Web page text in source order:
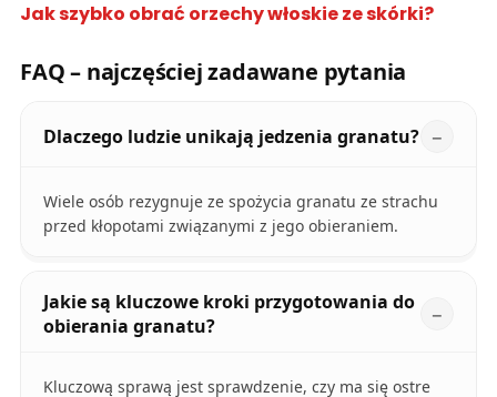
Jak szybko obrać orzechy włoskie ze skórki?
FAQ – najczęściej zadawane pytania
Dlaczego ludzie unikają jedzenia granatu?
Wiele osób rezygnuje ze spożycia granatu ze strachu
przed kłopotami związanymi z jego obieraniem.
Jakie są kluczowe kroki przygotowania do
obierania granatu?
Kluczową sprawą jest sprawdzenie, czy ma się ostre